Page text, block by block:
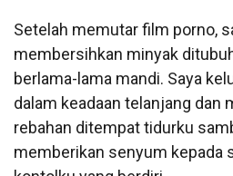
Setelah memutar film porno,
membersihkan minyak
berlama-lama mandi. Saya
dalam keadaan telanjang dan
rebahan ditempat tidurku
memberikan senyum kepada